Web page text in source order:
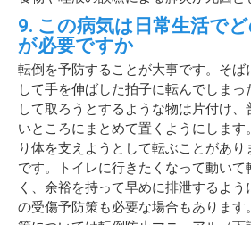
9. この病気は日常生活で
が必要ですか
転倒を予防することが大事です。そば
して手を伸ばした拍子に転んでしま
して取ろうとするような物は片付け
いところにまとめて置くようにします
り体を支えようとして転ぶことがあ
です。トイレに行きたくなって動い
く、余裕を持って早めに排泄するよ
の受傷予防策も必要な場合もありま